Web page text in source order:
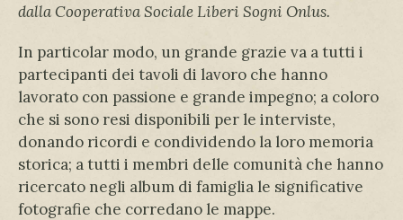
dallaCooperativa Sociale Liberi Sogni Onlus.
In particolar modo, un grande grazie va a tutti i
partecipanti dei tavoli di lavoro che hanno
lavorato con passione e grande impegno; a coloro
che si sono resi disponibili per le interviste,
donando ricordi e condividendo la loro memoria
storica; a tutti i membri delle comunità che hanno
ricercato negli album di famiglia le significative
fotografie che corredano le mappe.